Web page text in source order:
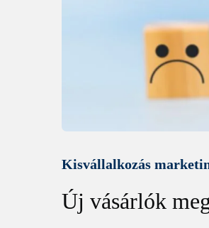
Kisvállalkozás
Új vásárlók